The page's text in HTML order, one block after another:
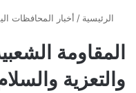
الرئيسية / أخبار المحافظات
المقاومة
والتعزية